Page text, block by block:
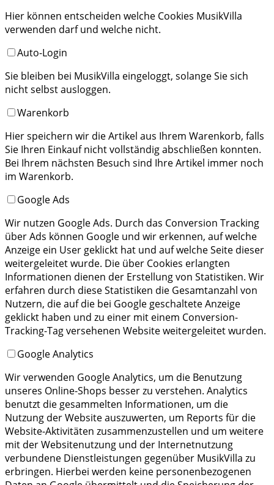
Hier können entscheiden welche Cookies MusikVilla
verwenden darf und welche nicht.
Auto-Login
Sie bleiben bei MusikVilla eingeloggt, solange Sie sich
nicht selbst ausloggen.
Warenkorb
Hier speichern wir die Artikel aus Ihrem Warenkorb, falls
Sie Ihren Einkauf nicht vollständig abschließen konnten.
Bei Ihrem nächsten Besuch sind Ihre Artikel immer noch
im Warenkorb.
Google Ads
Wir nutzen Google Ads. Durch das Conversion Tracking
über Ads können Google und wir erkennen, auf welche
Anzeige ein User geklickt hat und auf welche Seite dieser
weitergeleitet wurde. Die über Cookies erlangten
Informationen dienen der Erstellung von Statistiken. Wir
erfahren durch diese Statistiken die Gesamtanzahl von
Nutzern, die auf die bei Google geschaltete Anzeige
geklickt haben und zu einer mit einem Conversion-
Tracking-Tag versehenen Website weitergeleitet wurden.
Google Analytics
Wir verwenden Google Analytics, um die Benutzung
unseres Online-Shops besser zu verstehen. Analytics
benutzt die gesammelten Informationen, um die
Nutzung der Website auszuwerten, um Reports für die
Website-Aktivitäten zusammenzustellen und um weitere
mit der Websitenutzung und der Internetnutzung
verbundene Dienstleistungen gegenüber MusikVilla zu
erbringen. Hierbei werden keine personenbezogenen